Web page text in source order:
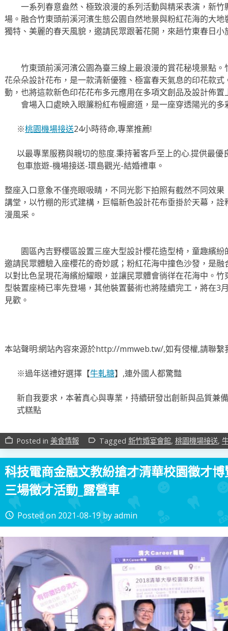
一系列春意盎然、極致浪漫的系列活動與精采表演，新竹
場。融合竹東頭前溪河濱生態公園自然地景與粉紅花海的大
獨特、美麗的春天風貌，邀請民眾跟著花開，來趟竹東春日小
竹東頭前溪河濱公園為臺三線上最浪漫的賞花秘境景點。
花朵朵設計花布，是一款清新優雅、極富春天氣息的印花款
動，也將這款新色印花花布多元應用在多項文創品及設計佈
會場入口處映入眼簾粉紅布幔廊道，是一座穿透陽光的多
※桃園機場接送24小時待命,專業推薦!
以最專業服務與親切的態度.秉持著客戶至上的心.提供最優
包車旅遊-機場接送-環島觀光-結婚禮車。
整座入口意象不僅亮眼吸睛，不同光影下拍照有截然不同效
講堂，以竹棚的形式建構，巨幅新色設計花布垂掛於天幕，
漫風采。
園區內吉野櫻區設置三座大型設計櫻花造型椅，童趣繽紛
邀請民眾體驗入座櫻花的奇妙感；粉紅花海中撞色沙發，是
以對比色呈現花海繽紛耀眼，並讓民眾體會徜徉在花海中。
型裝置座椅已率先登場，其他裝置藝術也將陸續完工，將在3
見歡。
本站聲明:網站內容來源於http://mmweb.tw/,如有侵權,請聯繫
※過年送禮好選擇【牛軋糖】,連外國人都驚豔
新自我要求，本著真心與專業，持續研發出創新與品質兼
式糕點
work_outline Posted in 美食情報 label_outline Tagged 新竹婚宴會館, 桃園機場接送,
科技電商金融文教紛搶才清華校園徵才
三場徵才活動_露營車
access_time Posted on 2021-08-19byadmin